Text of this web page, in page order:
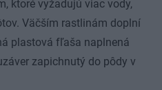
ktoré vyžadujú viac vody,
Väčším rastlinám doplní
plastová fľaša naplnená
zapichnutý do pôdy v